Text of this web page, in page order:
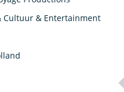
Cultuur & Entertainment